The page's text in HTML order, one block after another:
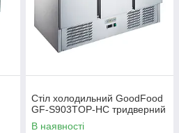
Стіл холодильний GoodFood
GF-S903TOP-HC тридверний
В наявності